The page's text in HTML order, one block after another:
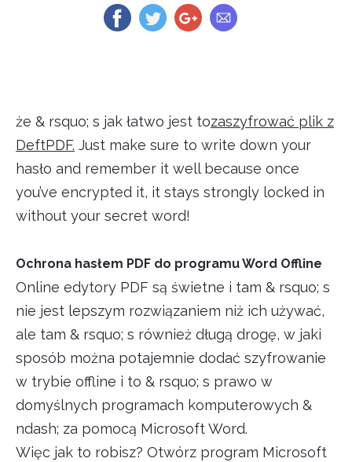
że & rsquo; s jak łatwo jest tozaszyfrować plik z
DeftPDF. Just make sure to write down your
hasło and remember it well because once
you’ve encrypted it, it stays strongly locked in
without your secret word!
Ochrona hasłem PDF do programu Word Offline
Online edytory PDF są świetne i tam & rsquo; s
nie jest lepszym rozwiązaniem niż ich używać,
ale tam & rsquo; s również długą drogę, w jaki
sposób można potajemnie dodać szyfrowanie
w trybie offline i to & rsquo; s prawo w
domyślnych programach komputerowych &
ndash; za pomocą Microsoft Word.
Więc jak to robisz? Otwórz program Microsoft